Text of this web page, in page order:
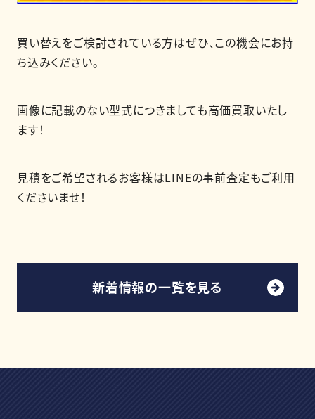
買い替えをご検討されている方はぜひ、この機会にお持
ち込みください。
画像に記載のない型式につきましても高価買取いたし
ます！
見積をご希望されるお客様はLINEの事前査定もご利用
くださいませ！
新着情報の一覧を見る